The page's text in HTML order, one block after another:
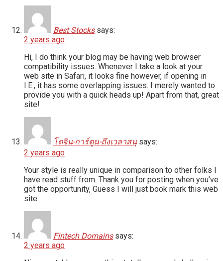
Best Stocks says:
2 years ago
Hi, I do think your blog may be having web browser
compatibility issues. Whenever I take a look at your
web site in Safari, it looks fine however, if opening in
I.E., it has some overlapping issues. I merely wanted to
provide you with a quick heads up! Apart from that, great
site!
โดจิน-การ์ตูน-ถึงเวลาสนุ says:
2 years ago
Your style is really unique in comparison to other folks I
have read stuff from. Thank you for posting when you’ve
got the opportunity, Guess I will just book mark this web
site.
Fintech Domains says:
2 years ago